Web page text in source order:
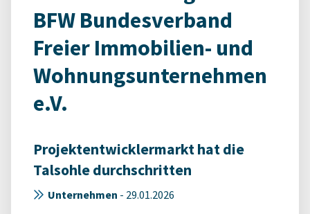
BFW Bundesverband
Freier Immobilien- und
Wohnungsunternehmen
e.V.
Projektentwicklermarkt hat die
Talsohle durchschritten
Unternehmen - 29.01.2026